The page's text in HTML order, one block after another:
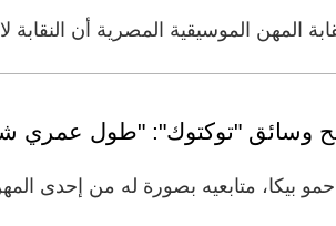
الموسيقية المصرية أن النقابة
وسائق "توكتوك": "طول عمري
بيكا، متابعيه بصورة له من إحدى